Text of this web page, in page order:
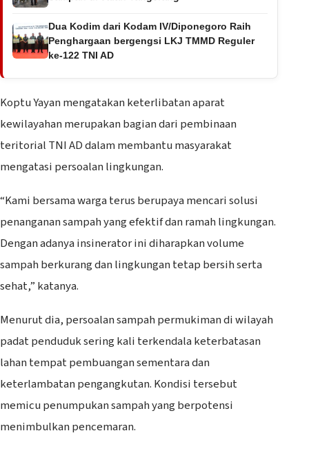
Dua Kodim dari Kodam IV/Diponegoro Raih
Penghargaan bergengsi LKJ TMMD Reguler
ke-122 TNI AD
Koptu Yayan mengatakan keterlibatan aparat
kewilayahan merupakan bagian dari pembinaan
teritorial TNI AD dalam membantu masyarakat
mengatasi persoalan lingkungan.
“Kami bersama warga terus berupaya mencari solusi
penanganan sampah yang efektif dan ramah lingkungan.
Dengan adanya insinerator ini diharapkan volume
sampah berkurang dan lingkungan tetap bersih serta
sehat,” katanya.
Menurut dia, persoalan sampah permukiman di wilayah
padat penduduk sering kali terkendala keterbatasan
lahan tempat pembuangan sementara dan
keterlambatan pengangkutan. Kondisi tersebut
memicu penumpukan sampah yang berpotensi
menimbulkan pencemaran.